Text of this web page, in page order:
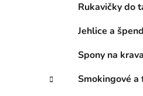
Rukavičky do
Jehlice a
Spony na
Smokingové a